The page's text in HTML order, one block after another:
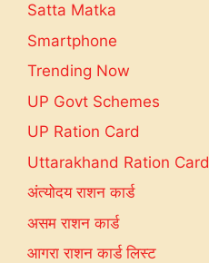
Satta Matka
Smartphone
Trending Now
UP Govt Schemes
UP Ration Card
Uttarakhand Ration Card
अंत्योदय राशन कार्ड
असम राशन कार्ड
आगरा राशन कार्ड लिस्ट